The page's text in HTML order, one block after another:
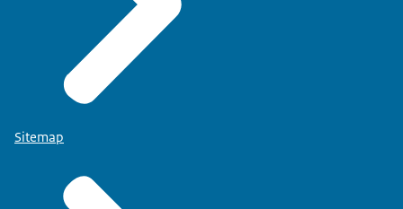
Sitemap